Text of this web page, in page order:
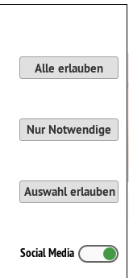
Alle erlauben
Nur Notwendige
Auswahl erlauben
Social Media